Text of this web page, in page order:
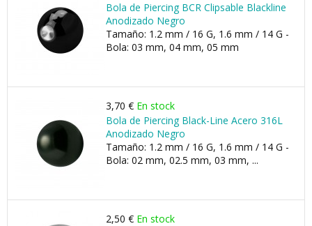
Bola de Piercing BCR Clipsable Blackline
Anodizado Negro
Tamaño: 1.2 mm / 16 G, 1.6 mm / 14 G -
Bola: 03 mm, 04 mm, 05 mm
3,70 € En stock
Bola de Piercing Black-Line Acero 316L
Anodizado Negro
Tamaño: 1.2 mm / 16 G, 1.6 mm / 14 G -
Bola: 02 mm, 02.5 mm, 03 mm, ...
2,50 € En stock